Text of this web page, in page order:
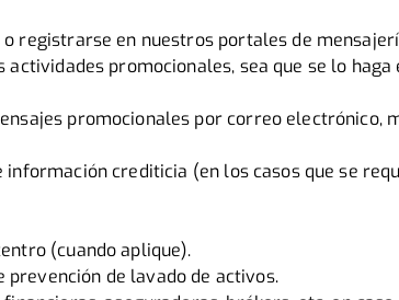
registrarse en nuestros portales de
promocionales, sea que se lo haga
promocionales por correo electrónico,
crediticia (en los casos que se
(cuando aplique).
de lavado de activos.